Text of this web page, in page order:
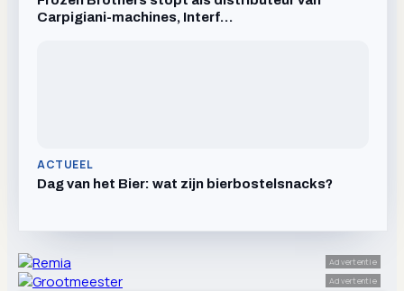
Carpigiani-machines, Interf…
ACTUEEL
Dag van het Bier: wat zijn bierbostelsnacks?
Advertentie
Advertentie